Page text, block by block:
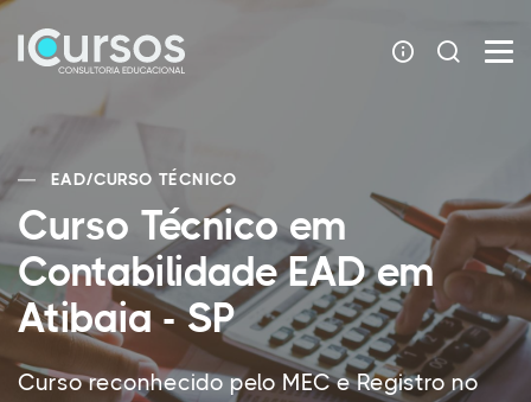
EAD/CURSO TÉCNICO
Curso Técnico em
Contabilidade EAD em
Atibaia - SP
Curso reconhecido pelo MEC e Registro no